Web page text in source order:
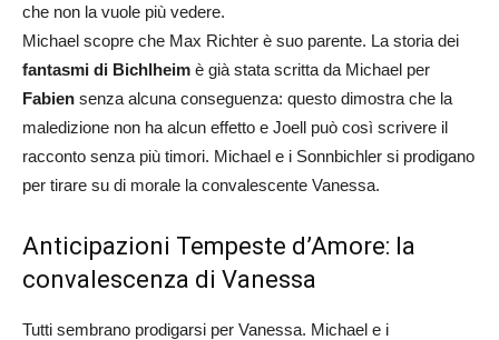
che non la vuole più vedere.
Michael scopre che Max Richter è suo parente. La storia dei
fantasmi di Bichlheim è già stata scritta da Michael per
Fabien senza alcuna conseguenza: questo dimostra che la
maledizione non ha alcun effetto e Joell può così scrivere il
racconto senza più timori. Michael e i Sonnbichler si prodigano
per tirare su di morale la convalescente Vanessa.
Anticipazioni Tempeste d’Amore: la
convalescenza di Vanessa
Tutti sembrano prodigarsi per Vanessa. Michael e i